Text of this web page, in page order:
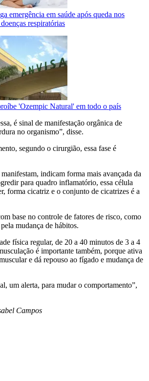
emergência em saúde após queda nos
respiratórias
'Ozempic Natural' em todo o país
é sinal de manifestação orgânica de
no organismo”, disse.
segundo o cirurgião, essa fase é
indicam forma mais avançada da
para quadro inflamatório, essa célula
forma cicatriz e o conjunto de cicatrizes é a
base no controle de fatores de risco, como
mudança de hábitos.
física regular, de 20 a 40 minutos de 3 a 4
é importante também, porque ativa
e dá repouso ao fígado e mudança de
um alerta, para mudar o comportamento”,
Campos